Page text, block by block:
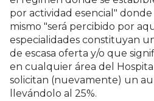
por actividad esencial" donde
mismo "será percibido por
especialidades constituyan
de escasa oferta y/o que
en cualquier área del
solicitan (nuevamente) un
llevándolo al 25%.